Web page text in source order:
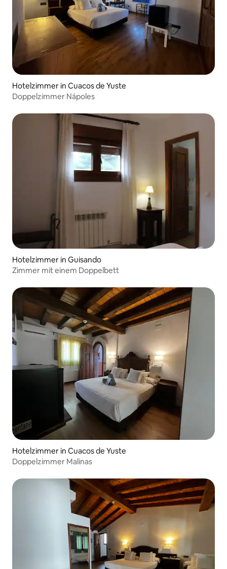
Hotelzimmer in Cuacos de Yuste
Doppelzimmer Nápoles
Hotelzimmer in Guisando
Zimmer mit einem Doppelbett
Hotelzimmer in Cuacos de Yuste
Doppelzimmer Malinas